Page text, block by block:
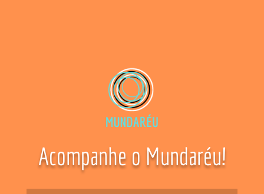
Acompanhe o Mundaréu!